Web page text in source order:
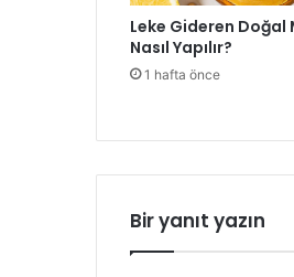
Leke Gideren Doğal
Nasıl Yapılır?
1 hafta önce
Bir yanıt yazın